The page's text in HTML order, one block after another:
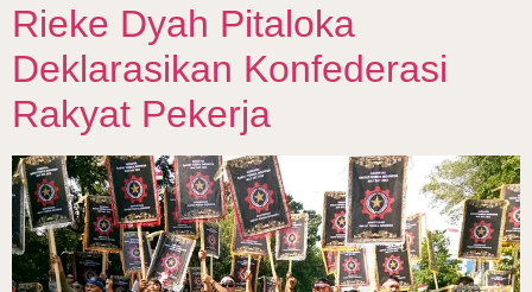
Rieke Dyah Pitaloka
Deklarasikan Konfederasi
Rakyat Pekerja